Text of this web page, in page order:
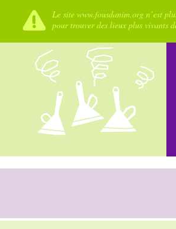
Le site www.fousdanim.org n’est
pour trouver des lieux plus vivants